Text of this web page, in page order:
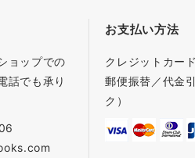
ョップでの
話でも承り
お支払い方法
クレジットカー
郵便振替／代金
ク）